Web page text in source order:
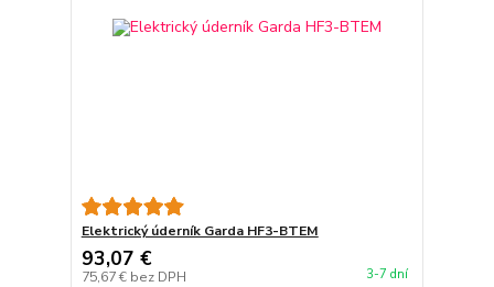
Elektrický úderník Garda HF3-BTEM
93,07 €
75,67 € bez DPH 3-7 dní